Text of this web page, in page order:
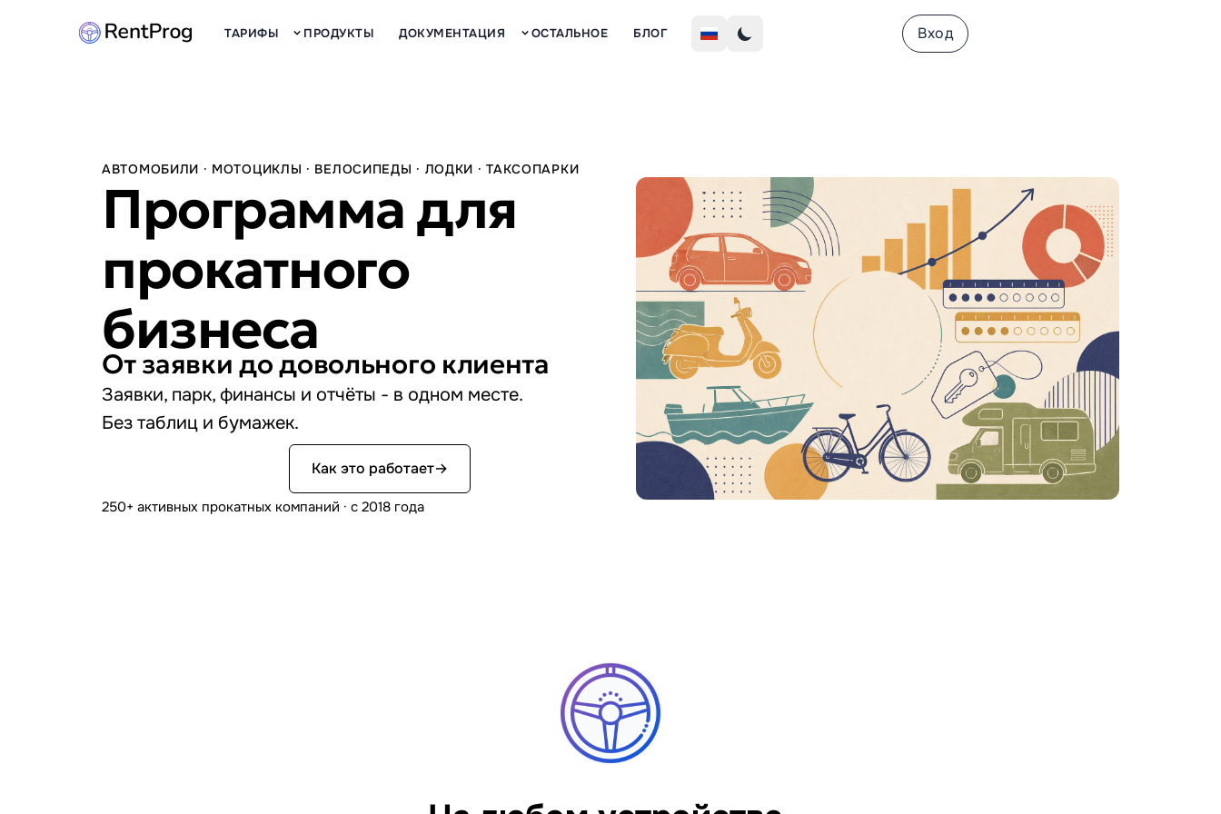
ТАРИФЫ ПРОДУКТЫ ДОКУМЕНТАЦИЯ ОСТАЛЬНОЕ БЛОГ Вход
АВТОМОБИЛИ · МОТОЦИКЛЫ · ВЕЛОСИПЕДЫ · ЛОДКИ · ТАКСОПАРКИ
Программа для
прокатного
бизнеса
От заявки до довольного клиента
Заявки, парк, финансы и отчёты - в одном месте.
Без таблиц и бумажек.
Как это работает→
250+ активных прокатных компаний · с 2018 года